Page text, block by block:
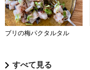
ブリの梅パクタルタル
すべて見る